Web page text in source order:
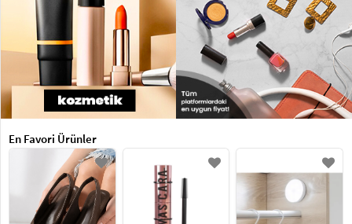
En Favori Ürünler